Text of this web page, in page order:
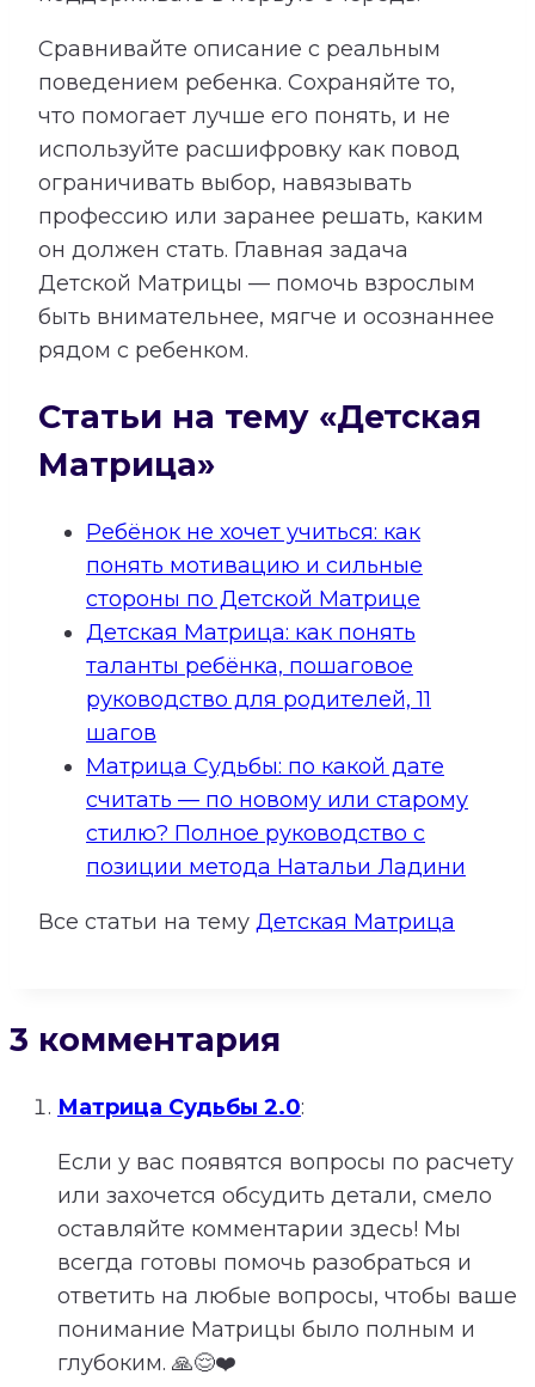
Сравнивайте описание с реальным
поведением ребенка. Сохраняйте то,
что помогает лучше его понять, и не
используйте расшифровку как повод
ограничивать выбор, навязывать
профессию или заранее решать, каким
он должен стать. Главная задача
Детской Матрицы — помочь взрослым
быть внимательнее, мягче и осознаннее
рядом с ребенком.
Статьи на тему «Детская
Матрица»
Ребёнок не хочет учиться: как
понять мотивацию и сильные
стороны по Детской Матрице
Детская Матрица: как понять
таланты ребёнка, пошаговое
руководство для родителей, 11
шагов
Матрица Судьбы: по какой дате
считать — по новому или старому
стилю? Полное руководство с
позиции метода Натальи Ладини
Все статьи на тему Детская Матрица
3 комментария
Матрица Судьбы 2.0:
Если у вас появятся вопросы по расчету
или захочется обсудить детали, смело
оставляйте комментарии здесь! Мы
всегда готовы помочь разобраться и
ответить на любые вопросы, чтобы ваше
понимание Матрицы было полным и
глубоким. 🙏😌❤️